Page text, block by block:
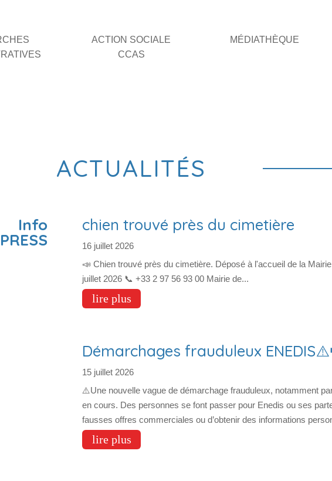
ACTION SOCIALE
CCAS
MÉDIATHÈQUE
ACTUALITÉS
Info chien trouvé près du cimetière
16 juillet 2026
📣 Chien trouvé près du cimetière. Déposé à l'accueil de la
juillet 2026 📞 +33 2 97 56 93 00 Mairie de...
lire plus
Démarchages frauduleux
15 juillet 2026
⚠️Une nouvelle vague de démarchage frauduleux, notamment
en cours. Des personnes se font passer pour Enedis ou ses
fausses offres commerciales ou d’obtenir des informations
lire plus